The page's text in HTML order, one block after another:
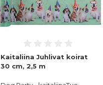
Kaitaliina Juhlivat koirat
30 cm, 2,5 m